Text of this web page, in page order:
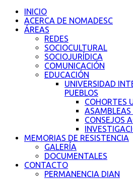
INICIO
ACERCA DE NOMADESC
ÁREAS
REDES
SOCIOCULTURAL
SOCIOJURÍDICA
COMUNICACIÓN
EDUCACIÓN
UNIVERSIDAD
PUEBLOS
COHORTES
ASAMBLEAS
CONSEJOS
MEMORIAS DE RESISTENCIA
GALERÍA
DOCUMENTALES
CONTACTO
PERMANENCIA DIAN